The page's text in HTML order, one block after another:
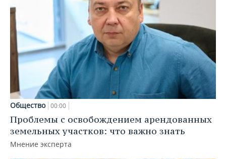
Общество 00:00
Проблемы с освобождением арендованных
земельных участков: что важно знать
Мнение эксперта